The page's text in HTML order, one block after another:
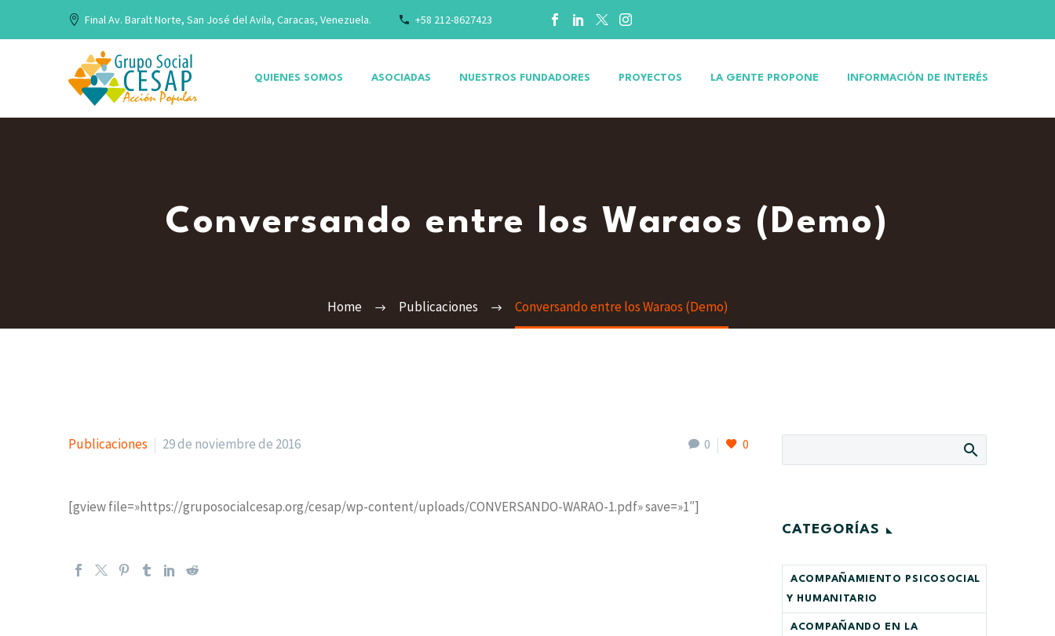
Final Av. Baralt Norte, San José del Avila, Caracas, Venezuela. +58 212-8627423
QUIENES SOMOS ASOCIADAS NUESTROS FUNDADORES PROYECTOS LA GENTE PROPONE INFORMACIÓN DE INTERÉS
Conversando entre los Waraos (Demo)
Home Publicaciones Conversando entre los Waraos (Demo)
0 0
Publicaciones 29 de noviembre de 2016
[gview file=»https://gruposocialcesap.org/cesap/wp-content/uploads/CONVERSANDO-WARAO-1.pdf» save=»1″]
CATEGORÍAS
ACOMPAÑAMIENTO PSICOSOCIAL
Y HUMANITARIO
ACOMPAÑANDO EN LA